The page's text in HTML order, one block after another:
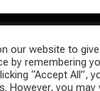
PRIVACY
Life WordPress
our website to
by remembering
“Accept All”,
However, you may